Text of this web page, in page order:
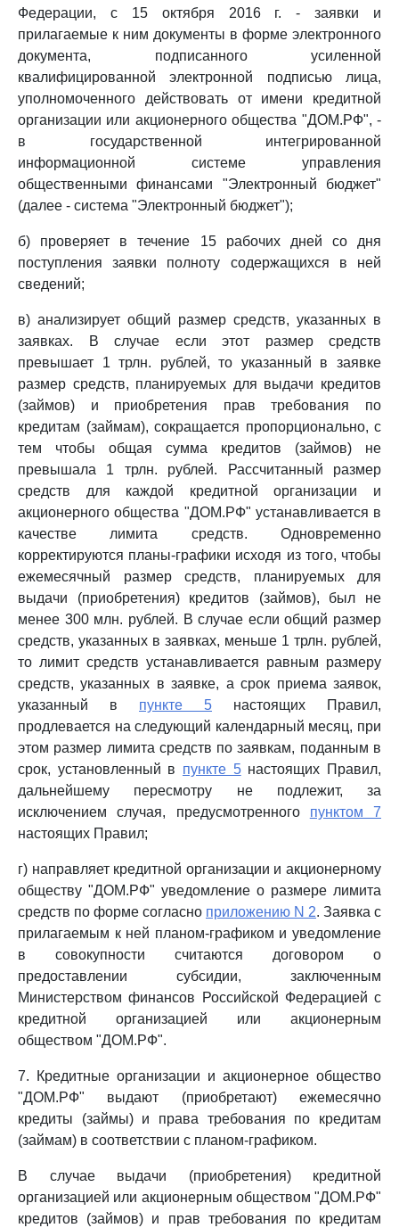
Федерации, с 15 октября 2016 г. - заявки и
прилагаемые к ним документы в форме электронного
документа, подписанного усиленной
квалифицированной электронной подписью лица,
уполномоченного действовать от имени кредитной
организации или акционерного общества "ДОМ.РФ", -
в государственной интегрированной
информационной системе управления
общественными финансами "Электронный бюджет"
(далее - система "Электронный бюджет");
б) проверяет в течение 15 рабочих дней со дня
поступления заявки полноту содержащихся в ней
сведений;
в) анализирует общий размер средств, указанных в
заявках. В случае если этот размер средств
превышает 1 трлн. рублей, то указанный в заявке
размер средств, планируемых для выдачи кредитов
(займов) и приобретения прав требования по
кредитам (займам), сокращается пропорционально, с
тем чтобы общая сумма кредитов (займов) не
превышала 1 трлн. рублей. Рассчитанный размер
средств для каждой кредитной организации и
акционерного общества "ДОМ.РФ" устанавливается в
качестве лимита средств. Одновременно
корректируются планы-графики исходя из того, чтобы
ежемесячный размер средств, планируемых для
выдачи (приобретения) кредитов (займов), был не
менее 300 млн. рублей. В случае если общий размер
средств, указанных в заявках, меньше 1 трлн. рублей,
то лимит средств устанавливается равным размеру
средств, указанных в заявке, а срок приема заявок,
указанный в пункте 5 настоящих Правил,
продлевается на следующий календарный месяц, при
этом размер лимита средств по заявкам, поданным в
срок, установленный в пункте 5настоящих Правил,
дальнейшему пересмотру не подлежит, за
исключением случая, предусмотренного пунктом 7
настоящих Правил;
г) направляет кредитной организации и акционерному
обществу "ДОМ.РФ" уведомление о размере лимита
средств по форме согласно приложению N 2. Заявка с
прилагаемым к ней планом-графиком и уведомление
в совокупности считаются договором о
предоставлении субсидии, заключенным
Министерством финансов Российской Федерацией с
кредитной организацией или акционерным
обществом "ДОМ.РФ".
7. Кредитные организации и акционерное общество
"ДОМ.РФ" выдают (приобретают) ежемесячно
кредиты (займы) и права требования по кредитам
(займам) в соответствии с планом-графиком.
В случае выдачи (приобретения) кредитной
организацией или акционерным обществом "ДОМ.РФ"
кредитов (займов) и прав требования по кредитам